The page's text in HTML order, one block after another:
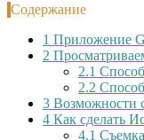
Содержание
1 Приложение
2
2.1
2.2
3 Возможности
4 Как сделать
4.1